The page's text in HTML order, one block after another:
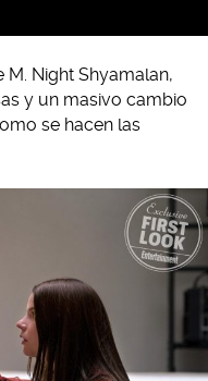
Night Shyamalan,
y un masivo cambio
se hacen las